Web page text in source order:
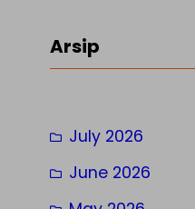
c
Arsip
July 2026
June 2026